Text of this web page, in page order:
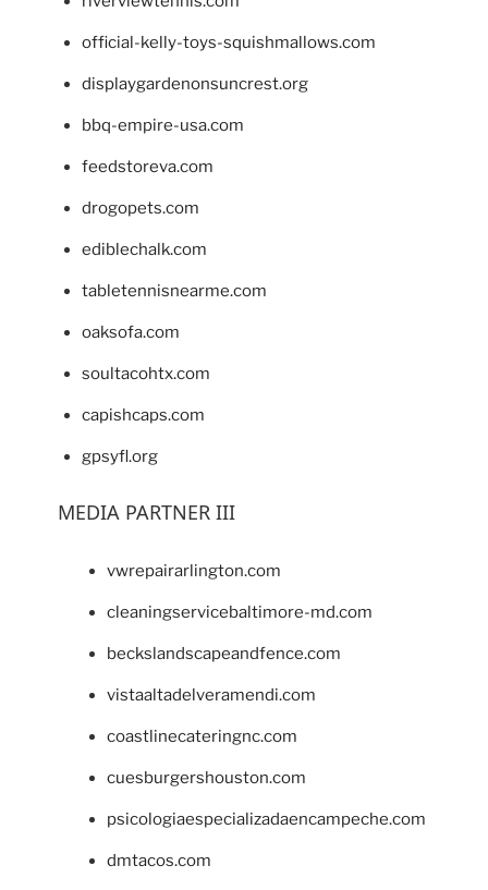
official-kelly-toys-squishmallows.com
displaygardenonsuncrest.org
bbq-empire-usa.com
feedstoreva.com
drogopets.com
ediblechalk.com
tabletennisnearme.com
oaksofa.com
soultacohtx.com
capishcaps.com
gpsyfl.org
MEDIA PARTNER III
vwrepairarlington.com
cleaningservicebaltimore-md.com
beckslandscapeandfence.com
vistaaltadelveramendi.com
coastlinecateringnc.com
cuesburgershouston.com
psicologiaespecializadaencampeche.com
dmtacos.com